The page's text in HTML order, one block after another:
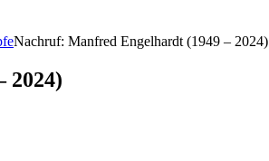
Nachruf: Manfred Engelhardt (1949 – 2024)
2024)